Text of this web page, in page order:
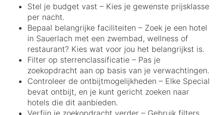
Stel je budget vast – Kies je gewenste prijsklasse
per nacht.
Bepaal belangrijke faciliteiten – Zoek je een hotel
in Sauerlach met een zwembad, wellness of
restaurant? Kies wat voor jou het belangrijkst is.
Filter op sterrenclassificatie – Pas je
zoekopdracht aan op basis van je verwachtingen.
Controleer de ontbijtmogelijkheden – Elke Special
bevat ontbijt, en je kunt gericht zoeken naar
hotels die dit aanbieden.